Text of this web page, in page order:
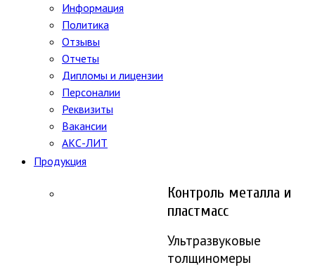
Информация
Политика
Отзывы
Отчеты
Дипломы и лицензии
Персоналии
Реквизиты
Вакансии
АКС-ЛИТ
Продукция
Контроль металла и
пластмасс
Ультразвуковые
толщиномеры